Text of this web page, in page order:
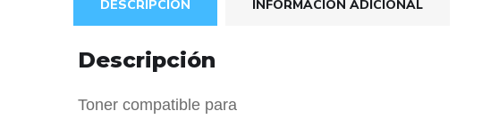
DESCRIPCIÓN INFORMACIÓN ADICIONAL
Descripción
Toner compatible para